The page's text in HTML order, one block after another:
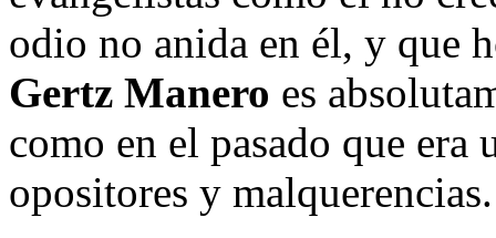
odio no anida en él, y que
Gertz Manero es
como en el pasado que
opositores y malquerencias.